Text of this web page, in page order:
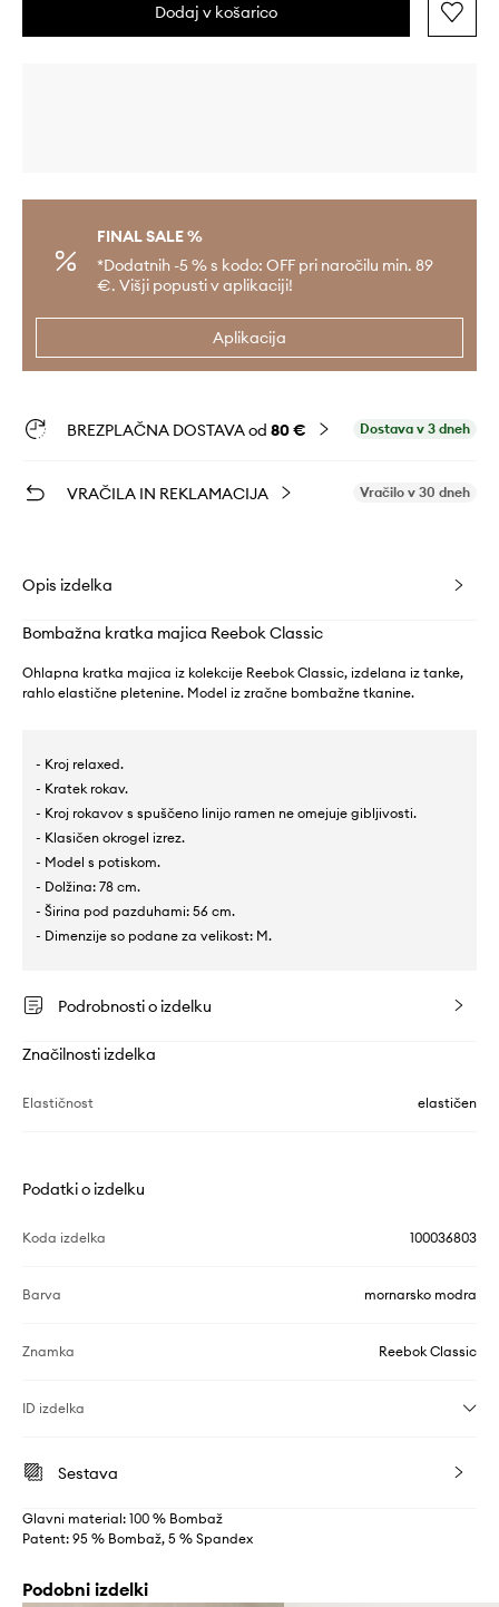
Dodaj v košarico
FINAL SALE %
*Dodatnih -5 % s kodo: OFF pri naročilu min. 89
€. Višji popusti v aplikaciji!
Aplikacija
BREZPLAČNA DOSTAVA od 80 € Dostava v 3 dneh
VRAČILA IN REKLAMACIJA Vračilo v 30 dneh
Opis izdelka
Bombažna kratka majica Reebok Classic
Ohlapna kratka majica iz kolekcije Reebok Classic, izdelana iz tanke,
rahlo elastične pletenine. Model iz zračne bombažne tkanine.
- Kroj relaxed.
- Kratek rokav.
- Kroj rokavov s spuščeno linijo ramen ne omejuje gibljivosti.
- Klasičen okrogel izrez.
- Model s potiskom.
- Dolžina: 78 cm.
- Širina pod pazduhami: 56 cm.
- Dimenzije so podane za velikost: M.
Podrobnosti o izdelku
Značilnosti izdelka
Elastičnost elastičen
Podatki o izdelku
Koda izdelka 100036803
Barva mornarsko modra
Znamka Reebok Classic
ID izdelka
Sestava
Glavni material: 100 % Bombaž
Patent: 95 % Bombaž, 5 % Spandex
Podobni izdelki